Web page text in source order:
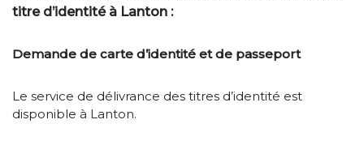
titre d’identité à Lanton :
Demande de carte d’identité et de passeport
Le service de délivrance des titres d’identité est
disponible à Lanton.